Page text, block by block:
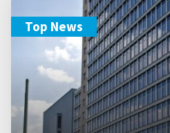
Top News